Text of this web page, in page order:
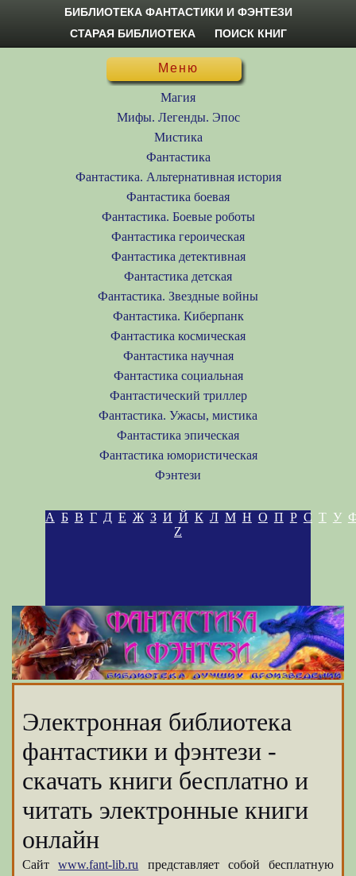
БИБЛИОТЕКА ФАНТАСТИКИ И ФЭНТЕЗИ
СТАРАЯ БИБЛИОТЕКА
ПОИСК КНИГ
Меню
Магия
Мифы. Легенды. Эпос
Мистика
Фантастика
Фантастика. Альтернативная история
Фантастика боевая
Фантастика. Боевые роботы
Фантастика героическая
Фантастика детективная
Фантастика детская
Фантастика. Звездные войны
Фантастика. Киберпанк
Фантастика космическая
Фантастика научная
Фантастика социальная
Фантастический триллер
Фантастика. Ужасы, мистика
Фантастика эпическая
Фантастика юмористическая
Фэнтези
А Б В Г Д Е Ж З И Й К Л М Н О П Р С Т У
Z
Электронная библиотека
фантастики и фэнтези -
скачать книги бесплатно и
читать электронные книги
онлайн
Сайтwww.fant-lib.ru представляет собой бесплатную